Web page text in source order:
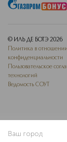
В
© ИЛЬ ДЕ БОТЭ 2026
Политика в
конфиденциальности
Пользовательское
технологий
Ведомость СОУТ
Ваш город